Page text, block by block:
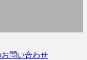
問い合わせ